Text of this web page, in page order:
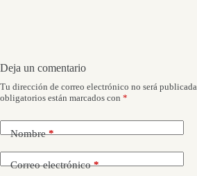
Deja un comentario
Tu dirección de correo electrónico no será publicada.
obligatorios están marcados con *
Nombre*
Correo electrónico*